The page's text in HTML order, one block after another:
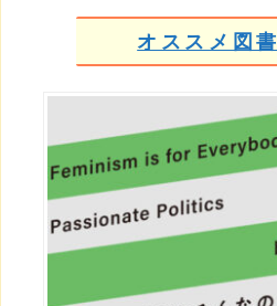
オススメ図書